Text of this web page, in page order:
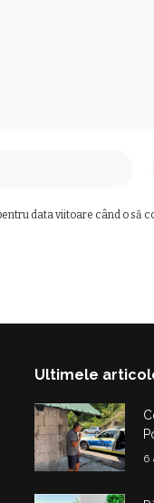
data viitoare când o să
Ultimele
6